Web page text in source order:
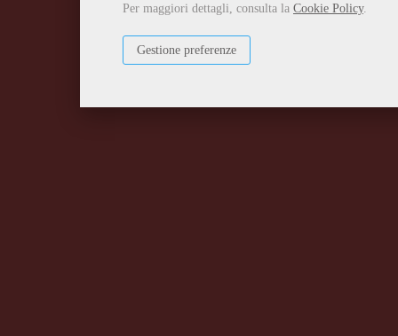
Per maggiori dettagli, consulta la Cookie Policy.
Gestione preferenze